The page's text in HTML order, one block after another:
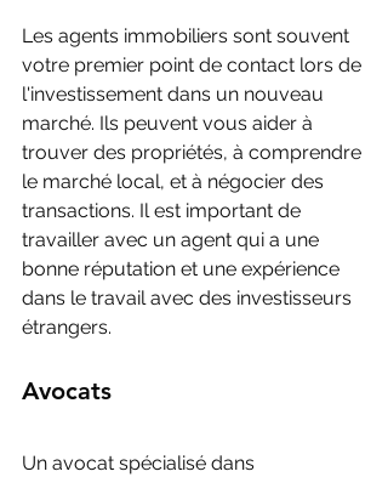
Les agents immobiliers sont souvent
votre premier point de contact lors de
l'investissement dans un nouveau
marché. Ils peuvent vous aider à
trouver des propriétés, à comprendre
le marché local, et à négocier des
transactions. Il est important de
travailler avec un agent qui a une
bonne réputation et une expérience
dans le travail avec des investisseurs
étrangers.
Avocats
Un avocat spécialisé dans